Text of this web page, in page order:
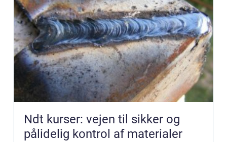
Ndt kurser: vejen til sikker og
pålidelig kontrol af materialer